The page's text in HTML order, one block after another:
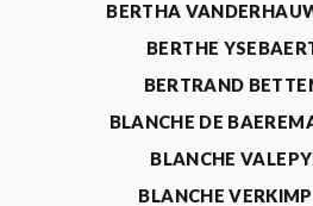
BERTHA
BERTHE
BERTRAND
BLANCHE DE
BLANCHE
BLANCHE